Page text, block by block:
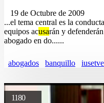
19 de Octubre de 2009
...el tema central es la
equipos acusarán y
abogado en do......
abogados banquillo
1180